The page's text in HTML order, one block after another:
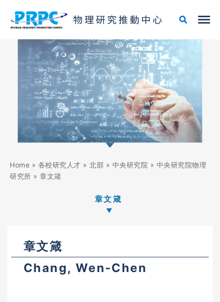
Home » 各校研究人才 » 北部 » 中央研究院 » 中央研究院物理
研究所 » 章文箴
章文箴
章文箴
Chang, Wen-Chen